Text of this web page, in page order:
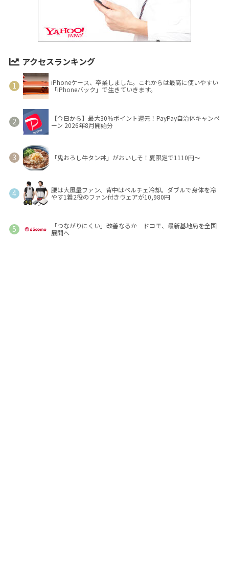
アクセスランキング
iPhoneケース、卒業しました。これからは最高に使いやすい
「iPhoneバック」で生きていきます。
【今日から】最大30％ポイント還元！PayPay自治体キャンペ
ーン 2026年8月開始分
「鬼おろし牛タン丼」がおいしそ！夏限定で1110円～
腰は大風量ファン、背中はペルチェ冷却。ダブルで身体を冷
やす1着2役のファン付きウェアが10,980円
「つながりにくい」改善なるか ドコモ、最新基地局を全国
展開へ